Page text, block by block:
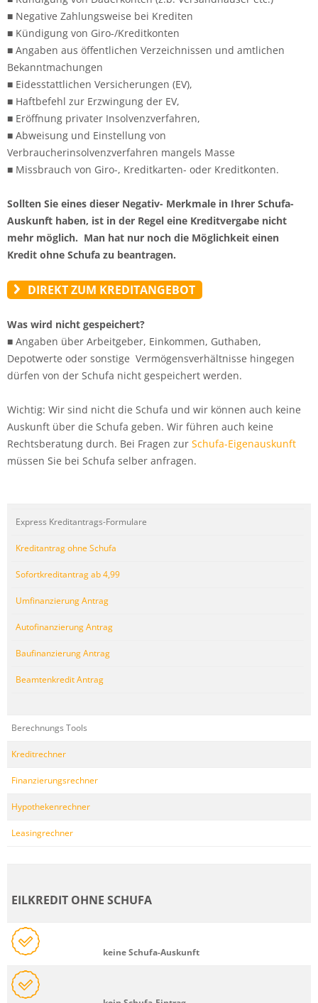
■ Negative Zahlungsweise bei Krediten
■ Kündigung von Giro-/Kreditkonten
■ Angaben aus öffentlichen Verzeichnissen und amtlichen
Bekanntmachungen
■ Eidesstattlichen Versicherungen (EV),
■ Haftbefehl zur Erzwingung der EV,
■ Eröffnung privater Insolvenzverfahren,
■ Abweisung und Einstellung von
Verbraucherinsolvenzverfahren mangels Masse
■ Missbrauch von Giro-, Kreditkarten- oder Kreditkonten.
Sollten Sie eines dieser Negativ- Merkmale in Ihrer Schufa-
Auskunft haben, ist in der Regel eine Kreditvergabe nicht
mehr möglich. Man hat nur noch die Möglichkeit einen
Kredit ohne Schufa zu beantragen.
DIREKT ZUM KREDITANGEBOT
Was wird nicht gespeichert?
■ Angaben über Arbeitgeber, Einkommen, Guthaben,
Depotwerte oder sonstige Vermögensverhältnisse hingegen
dürfen von der Schufa nicht gespeichert werden.
Wichtig: Wir sind nicht die Schufa und wir können auch keine
Auskunft über die Schufa geben. Wir führen auch keine
Rechtsberatung durch. Bei Fragen zur Schufa-Eigenauskunft
müssen Sie bei Schufa selber anfragen.
Express Kreditantrags-Formulare
Kreditantrag ohne Schufa
Sofortkreditantrag ab 4,99
Umfinanzierung Antrag
Autofinanzierung Antrag
Baufinanzierung Antrag
Beamtenkredit Antrag
Berechnungs Tools
Kreditrechner
Finanzierungsrechner
Hypothekenrechner
Leasingrechner
EILKREDIT OHNE SCHUFA
keine Schufa-Auskunft